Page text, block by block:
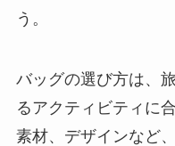
う。
バッグの選び方は、
るアクティビティに
素材、デザインなど